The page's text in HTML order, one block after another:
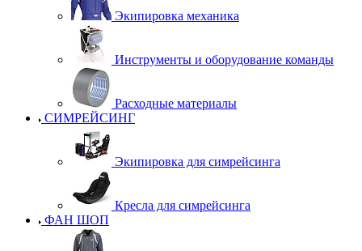
Экипировка механика
Инструменты и оборудование команды
Расходные материалы
СИМРЕЙСИНГ
Экипировка для симрейсинга
Кресла для симрейсинга
ФАН ШОП